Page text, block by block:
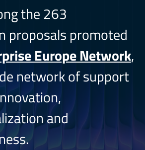
the 263
proposals promoted
Europe Network,
network of support
and